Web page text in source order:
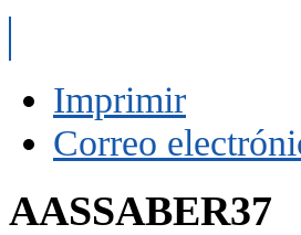
Imprimir
Correo
AASSABER37